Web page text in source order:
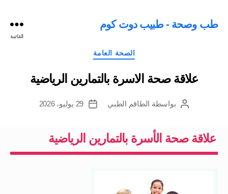
طب وصحة - طبيب دوت كوم
القائمة
التصنيفات
الصحة العامة
علاقة صحة الاسرة بالتمارين الرياضية
كاتببواسطة الطاقم الطبي
تاريخ
29 يوليو، 2026
علاقة صحة الأسرة بالتمارين الرياضية